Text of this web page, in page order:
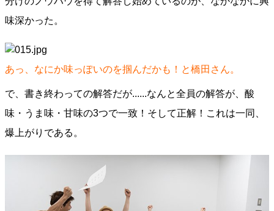
味深かった。
あっ、なにか味っぽいのを掴んだかも！と橋田さん。
で、書き終わっての解答だが......なんと全員の解答が、酸
味・うま味・甘味の3つで一致！そして正解！これは一同、
爆上がりである。